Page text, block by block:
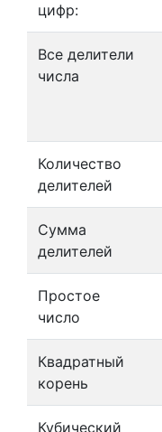
цифр:
Все делители
числа
Количество
делителей
Сумма
делителей
Простое
число
Квадратный
корень
Кубический